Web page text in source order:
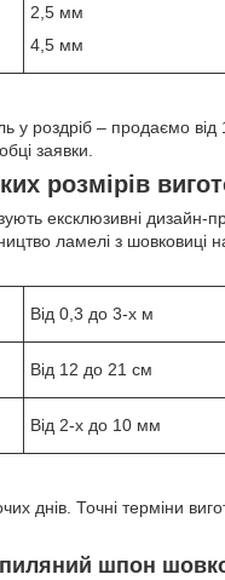
2,5 мм
4,5 мм
роздріб – продаємо від
заявки.
розмірів
ексклюзивні дизайн-
ламелі з шовковиці
Від 0,3 до 3-х м
Від 12 до 21 см
Від 2-х до 10 мм
днів. Точні терміни
шпон